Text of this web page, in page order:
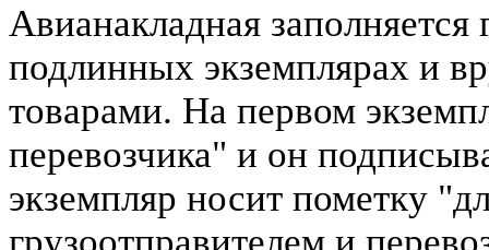
Авианакладная заполняется
подлинных экземплярах и
товарами. На первом
перевозчика" и он
экземпляр носит пометку
грузоотправителем и